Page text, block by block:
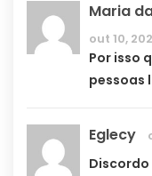
Maria
out 10,
Por isso
pessoas
Eglecy
Discordo